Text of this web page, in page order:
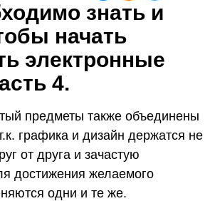
знать и
начать
электронные
4.
предметы также объединены
графика и дизайн держатся не
от друга и зачастую
достижения желаемого
одни и те же.